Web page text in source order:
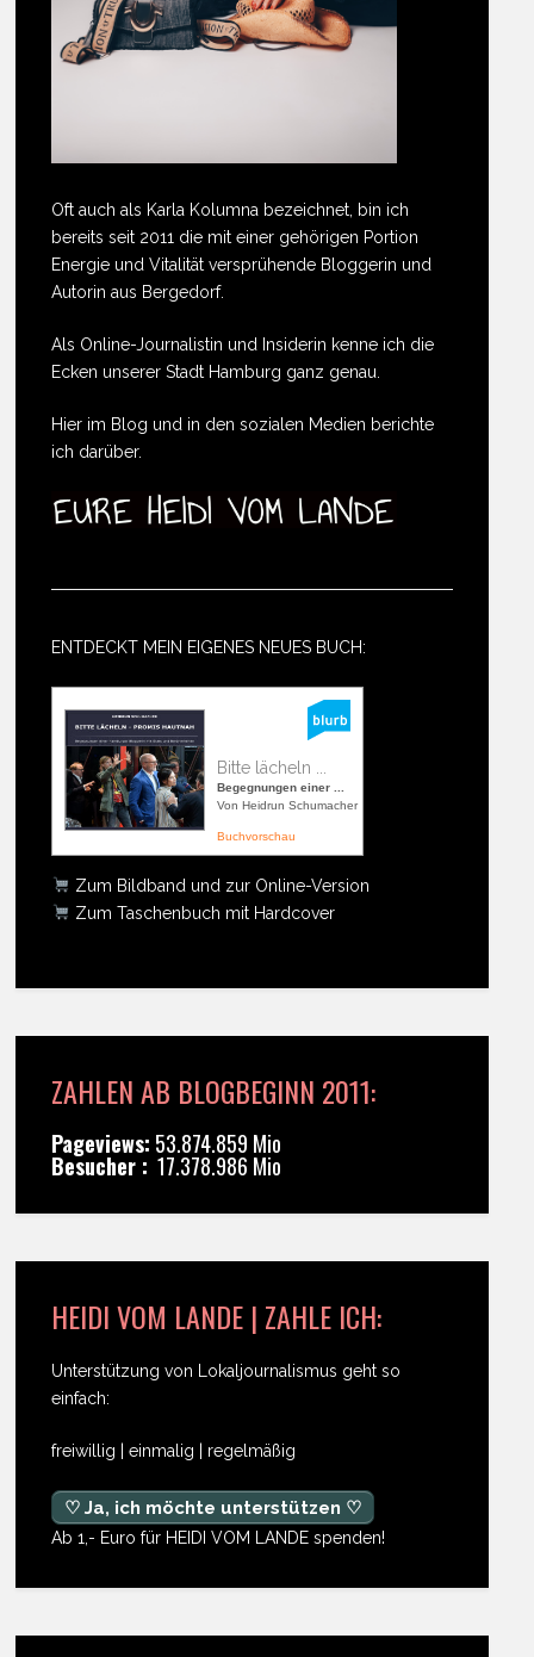
Oft auch als Karla Kolumna bezeichnet, bin ich
bereits seit 2011 die mit einer gehörigen Portion
Energie und Vitalität versprühende Bloggerin und
Autorin aus Bergedorf.
Als Online-Journalistin und Insiderin kenne ich die
Ecken unserer Stadt Hamburg ganz genau.
Hier im Blog und in den sozialen Medien berichte
ich darüber.
ENTDECKT MEIN EIGENES NEUES BUCH:
Bitte lächeln ...
Begegnungen einer ...
Von Heidrun Schumacher
Buchvorschau
Zum Bildband und zur Online-Version
Zum Taschenbuch mit Hardcover
ZAHLEN AB BLOGBEGINN 2011:
Pageviews: 53.874.859 Mio
Besucher : 17.378.986 Mio
HEIDI VOM LANDE | ZAHLE ICH:
Unterstützung von Lokaljournalismus geht so
einfach:
freiwillig | einmalig | regelmäßig
♡ Ja, ich möchte unterstützen ♡
Ab 1,- Euro für HEIDI VOM LANDE spenden!